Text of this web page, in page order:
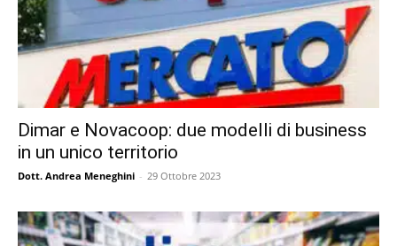
Dimar e Novacoop: due modelli di business
in un unico territorio
Dott. Andrea Meneghini - 29 Ottobre 2023